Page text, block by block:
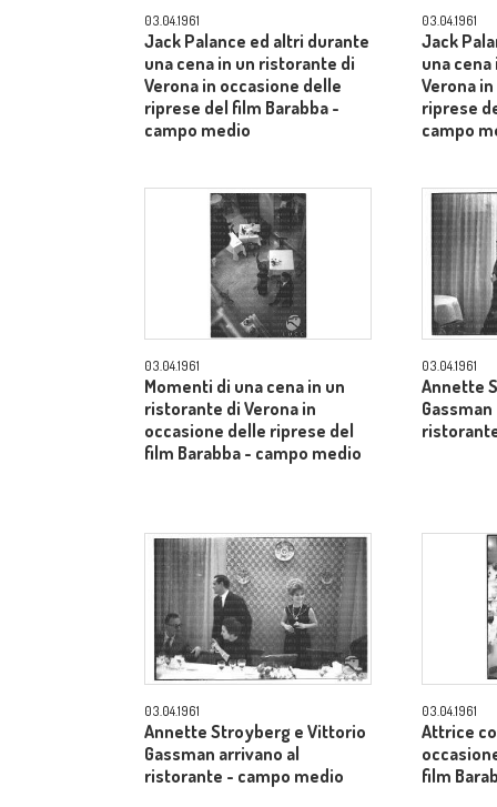
03.04.1961
Jack Palance ed altri durante
una cena in un ristorante di
Verona in occasione delle
riprese del film Barabba -
campo medio
03.04.1961
Jack
una
Verona
riprese
campo
03.04.1961
Momenti di una cena in un
ristorante di Verona in
occasione delle riprese del
film Barabba - campo medio
03.04.1961
Annette
03.04.1961
Annette Stroyberg e Vittorio
Gassman arrivano al
ristorante - campo medio
03.04.1961
Attrice
film